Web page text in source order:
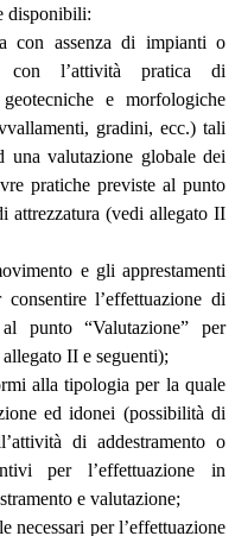
disponibili:
con assenza di impianti o
con l’attività pratica di
e morfologiche
gradini, ecc.) tali
una valutazione globale dei
pratiche previste al punto
attrezzatura (vedi allegato II
e gli apprestamenti
l’effettuazione di
punto “Valutazione” per
II e seguenti);
alla tipologia per la quale
ed idonei (possibilità di
di addestramento o
per l’effettuazione in
e valutazione;
per l’effettuazione